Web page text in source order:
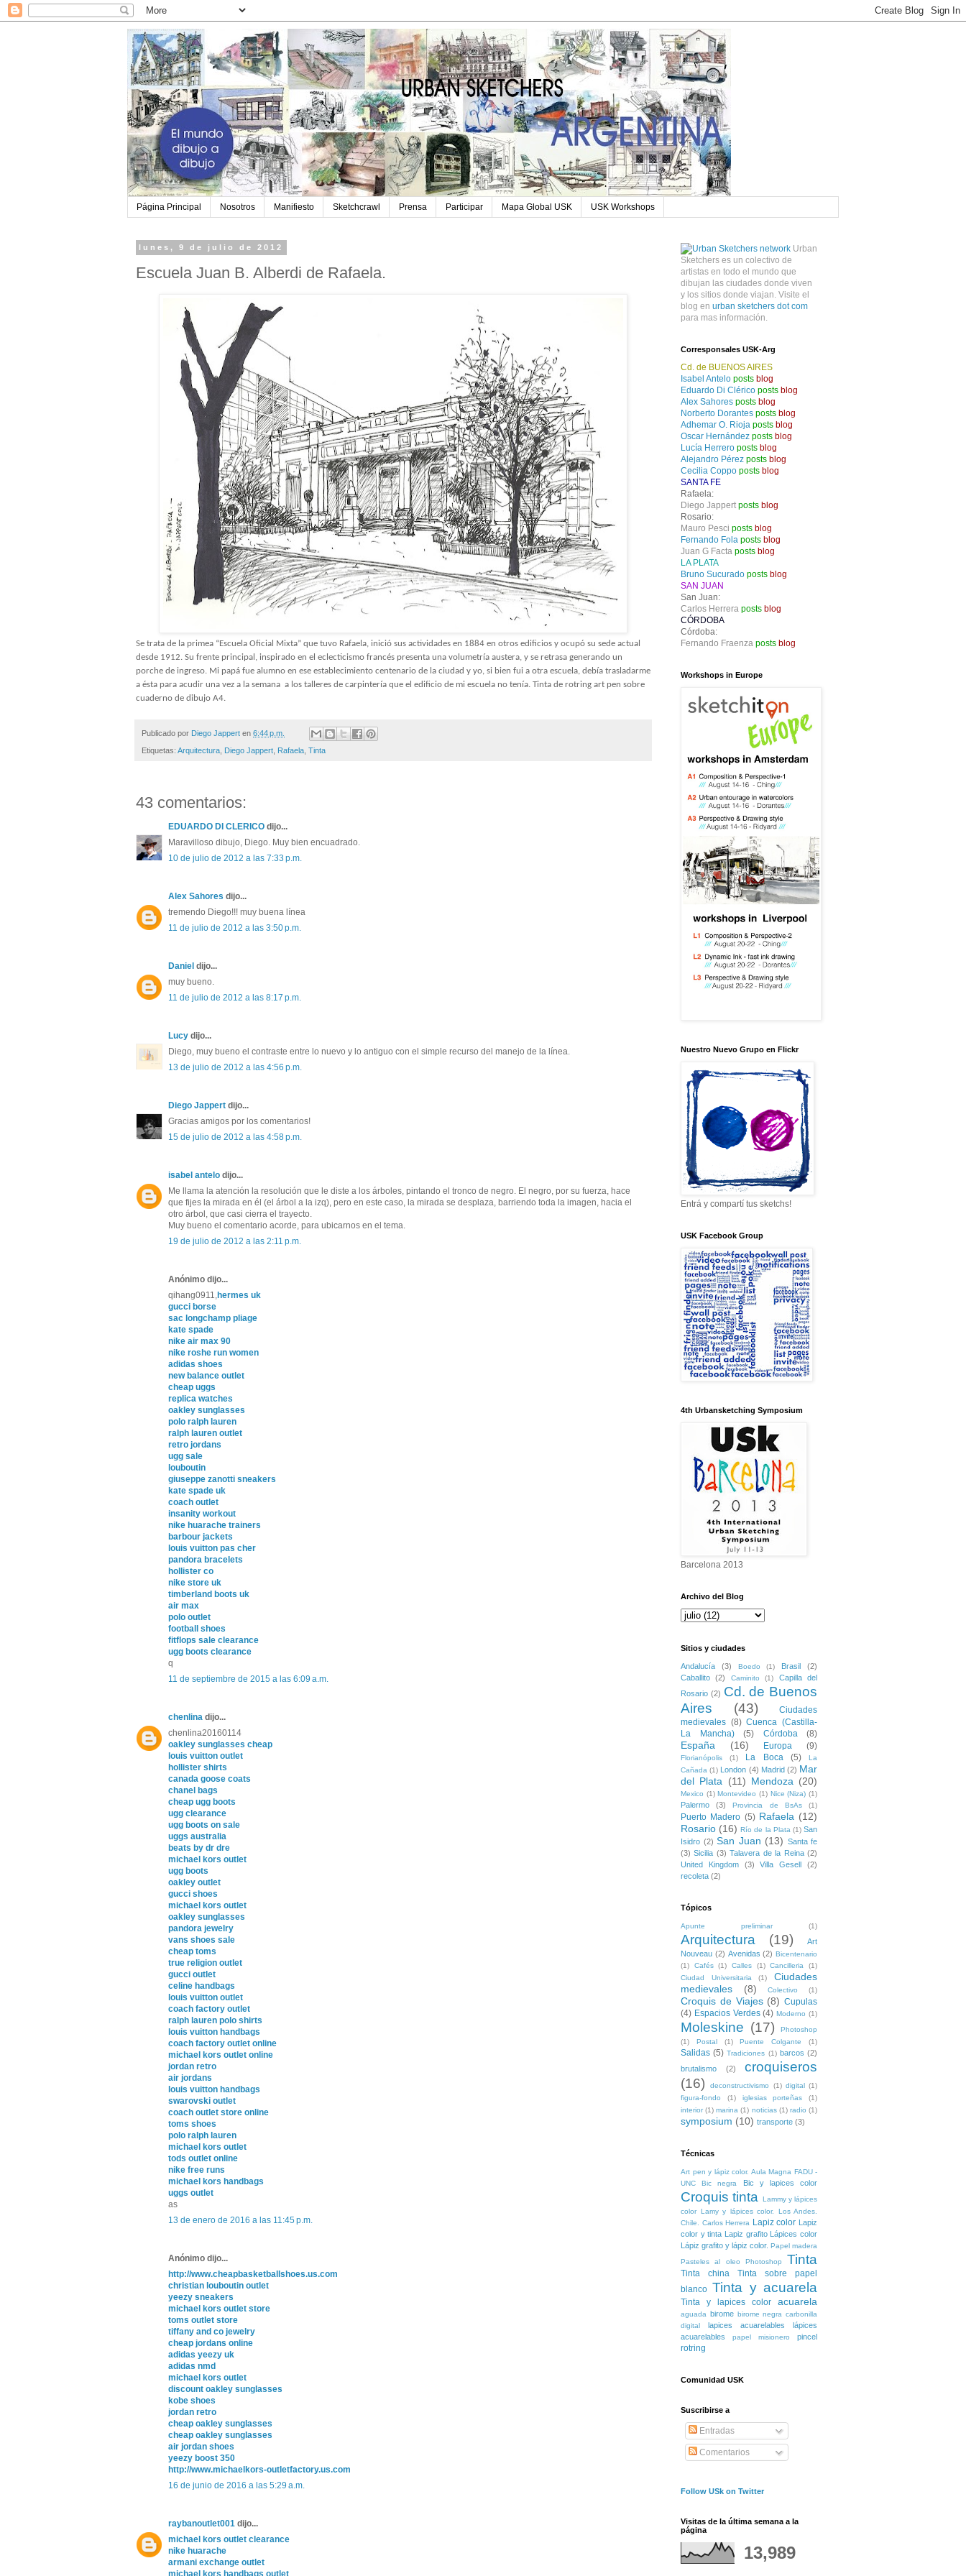
Página Principal Nosotros Manifiesto Sketchcrawl Prensa Participar Mapa Global USK USK Workshops
lunes, 9 de julio de 2012
Escuela Juan B. Alberdi de Rafaela.
Se trata de la primea “Escuela Oficial Mixta” que tuvo Rafaela, inició sus actividades en 1884 en otros edificios y ocupó su sede actual
desde 1912. Su frente principal, inspirado en el eclecticismo francés presenta una volumetría austera, y se retrasa generando un
porche de ingreso. Mi papá fue alumno en ese establecimiento centenario de la ciudad y yo, si bien fui a otra escuela, debía trasladarme
a ésta para acudir una vez a la semana a los talleres de carpintería que el edificio de mi escuela no tenía. Tinta de rotring art pen sobre
cuaderno de dibujo A4.
Publicado por Diego Jappert en 6:44 p.m.
Etiquetas: Arquitectura, Diego Jappert, Rafaela, Tinta
43 comentarios:
EDUARDO DI CLERICO dijo...
Maravilloso dibujo, Diego. Muy bien encuadrado.
10 de julio de 2012 a las 7:33 p.m.
Alex Sahores dijo...
tremendo Diego!!! muy buena línea
11 de julio de 2012 a las 3:50 p.m.
Daniel dijo...
muy bueno.
11 de julio de 2012 a las 8:17 p.m.
Lucy dijo...
Diego, muy bueno el contraste entre lo nuevo y lo antiguo con el simple recurso del manejo de la línea.
13 de julio de 2012 a las 4:56 p.m.
Diego Jappert dijo...
Gracias amigos por los comentarios!
15 de julio de 2012 a las 4:58 p.m.
isabel antelo dijo...
Me llama la atención la resolución que le diste a los árboles, pintando el tronco de negro. El negro, por su fuerza, hace
que fijes la mirada en él (el árbol a la izq), pero en este caso, la mirada se desplaza, barriendo toda la imagen, hacia el
otro árbol, que casi cierra el trayecto.
Muy bueno el comentario acorde, para ubicarnos en el tema.
19 de julio de 2012 a las 2:11 p.m.
Anónimo dijo...
qihang0911,hermes uk
gucci borse
sac longchamp pliage
kate spade
nike air max 90
nike roshe run women
adidas shoes
new balance outlet
cheap uggs
replica watches
oakley sunglasses
polo ralph lauren
ralph lauren outlet
retro jordans
ugg sale
louboutin
giuseppe zanotti sneakers
kate spade uk
coach outlet
insanity workout
nike huarache trainers
barbour jackets
louis vuitton pas cher
pandora bracelets
hollister co
nike store uk
timberland boots uk
air max
polo outlet
football shoes
fitflops sale clearance
ugg boots clearance
q
11 de septiembre de 2015 a las 6:09 a.m.
chenlina dijo...
chenlina20160114
oakley sunglasses cheap
louis vuitton outlet
hollister shirts
canada goose coats
chanel bags
cheap ugg boots
ugg clearance
ugg boots on sale
uggs australia
beats by dr dre
michael kors outlet
ugg boots
oakley outlet
gucci shoes
michael kors outlet
oakley sunglasses
pandora jewelry
vans shoes sale
cheap toms
true religion outlet
gucci outlet
celine handbags
louis vuitton outlet
coach factory outlet
ralph lauren polo shirts
louis vuitton handbags
coach factory outlet online
michael kors outlet online
jordan retro
air jordans
louis vuitton handbags
swarovski outlet
coach outlet store online
toms shoes
polo ralph lauren
michael kors outlet
tods outlet online
nike free runs
michael kors handbags
uggs outlet
as
13 de enero de 2016 a las 11:45 p.m.
Anónimo dijo...
http://www.cheapbasketballshoes.us.com
christian louboutin outlet
yeezy sneakers
michael kors outlet store
toms outlet store
tiffany and co jewelry
cheap jordans online
adidas yeezy uk
adidas nmd
michael kors outlet
discount oakley sunglasses
kobe shoes
jordan retro
cheap oakley sunglasses
cheap oakley sunglasses
air jordan shoes
yeezy boost 350
http://www.michaelkors-outletfactory.us.com
16 de junio de 2016 a las 5:29 a.m.
raybanoutlet001 dijo...
michael kors outlet clearance
nike huarache
armani exchange outlet
Urban
Sketchers es un colectivo de
artistas en todo el mundo que
dibujan las ciudades donde viven
y los sitios donde viajan. Visite el
blog en urban sketchers dot com
para mas información.
Corresponsales USK-Arg
Cd. de BUENOS AIRES
Isabel Antelo posts blog
Eduardo Di Clérico posts blog
Alex Sahores posts blog
Norberto Dorantes posts blog
Adhemar O. Rioja posts blog
Oscar Hernández posts blog
Lucía Herrero posts blog
Alejandro Pérez posts blog
Cecilia Coppo posts blog
SANTA FE
Rafaela:
Diego Jappert posts blog
Rosario:
Mauro Pesci posts blog
Fernando Fola posts blog
Juan G Facta posts blog
LA PLATA
Bruno Sucurado posts blog
SAN JUAN
San Juan:
Carlos Herrera posts blog
CÓRDOBA
Córdoba:
Fernando Fraenza posts blog
Workshops in Europe
Nuestro Nuevo Grupo en Flickr
Entrá y compartí tus sketchs!
USK Facebook Group
4th Urbansketching Symposium
Barcelona 2013
Archivo del Blog
Sitios y ciudades
Andalucía (3) Boedo (1) Brasil
(2)
Caballito
(2) Caminito (1)
Capilla del
Rosario (2) Cd. de Buenos
Aires
(43)
Ciudades
medievales (8) Cuenca (Castilla-
La Mancha)
(5) Córdoba (8)
España (16) Europa (9)
Florianópolis (1) La Boca (5)
La
Cañada (1) London (4) Madrid (2) Mar
del Plata (11) Mendoza (20)
Mexico (1) Montevideo (1) Nice (Niza) (1)
Palermo (3) Provincia de BsAs (1)
Puerto Madero (5) Rafaela (12)
Rosario (16) Río de la Plata (1) San
Isidro (2) San Juan (13) Santa fe
(3) Sicilia (3) Talavera de la Reina (2)
United Kingdom
(3) Villa Gesell
(2)
recoleta (2)
Tópicos
Apunte preliminar (1)
Arquitectura (19)
Art
Nouveau (2) Avenidas (2) Bicentenario
(1)
Cafés (1) Calles (1) Cancilleria
(1)
Ciudad Universitaria
(1)
Ciudades
medievales
(8) Colectivo (1)
Croquis de Viajes (8) Cupulas
(4) Espacios Verdes (4) Moderno (1)
Moleskine (17)
Photoshop
(1)
Postal (1) Puente Colgante (1)
Salidas (5) Tradiciones (1) barcos (2)
brutalismo
(2)
croquiseros
(16)
deconstructivismo (1) digital
(1)
figura-fondo
(1) iglesias porteñas
(1)
interior (1) marina (1) noticias (1) radio (1)
symposium (10) transporte (3)
Técnicas
Art pen y lápiz color. Aula Magna FADU -
UNC
Bic negra Bic y lapices color
Croquis tinta
Lammy y lápices
color
Lamy y lápices color. Los Andes.
Chile. Carlos Herrera Lapiz color
Lapiz
color y tinta
Lapiz grafito
Lápices color
Lápiz grafito y lápiz color. Papel madera
Pasteles al oleo
Photoshop Tinta
Tinta china
Tinta sobre papel
blanco Tinta y acuarela
Tinta y lapices color acuarela
aguada birome birome negra carbonilla
digital
lapices acuarelables
lápices
acuarelables
papel misionero pincel
rotring
Comunidad USK
Suscribirse a
Entradas
Comentarios
Follow USk on Twitter
Visitas de la última semana a la
página
13,989